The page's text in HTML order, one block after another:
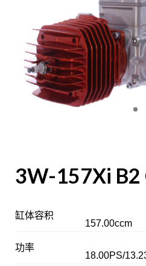
3W-157Xi B2
缸体容积
157.00ccm
功率
18.00PS/